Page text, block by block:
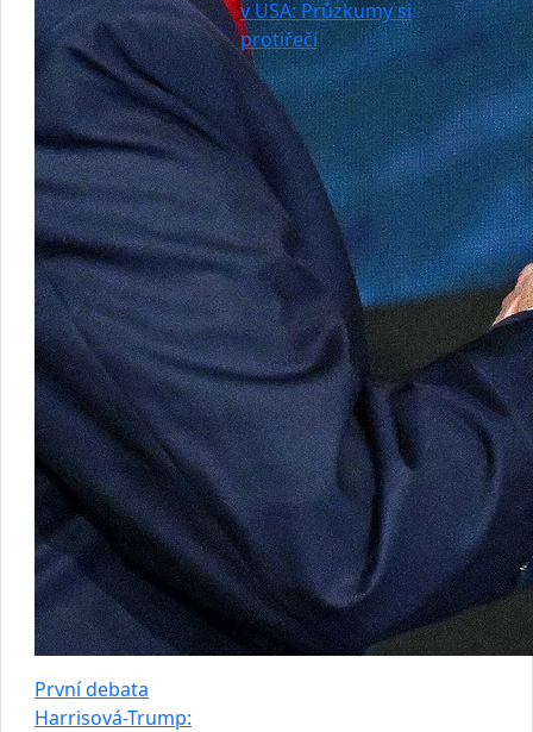
První debata
Harrisová-Trump:
v USA: Průzkumy si
protiřečí